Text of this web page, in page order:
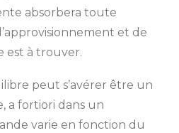
absorbera toute
et de
est à trouver.
peut s’avérer être un
a fortiori dans un
varie en fonction du